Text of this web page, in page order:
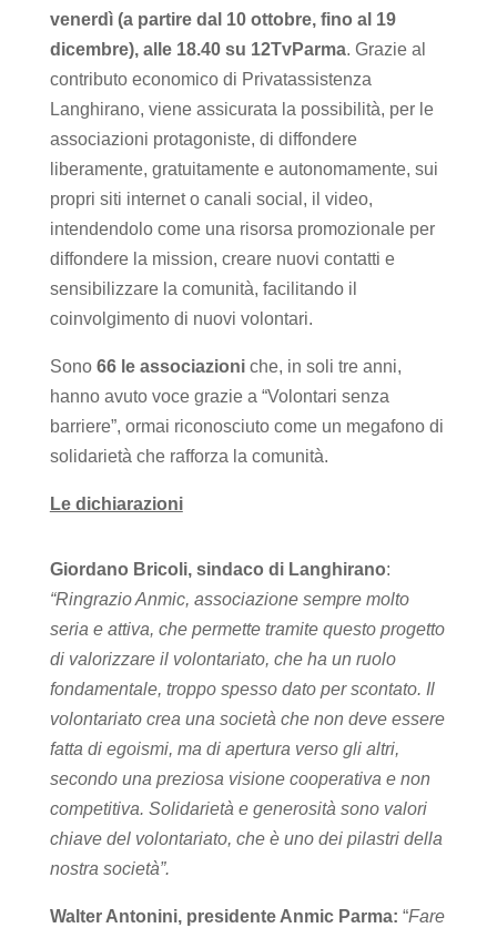
venerdì (a partire dal 10 ottobre, fino al 19
dicembre), alle 18.40 su 12TvParma. Grazie al
contributo economico di Privatassistenza
Langhirano, viene assicurata la possibilità, per le
associazioni protagoniste, di diffondere
liberamente, gratuitamente e autonomamente, sui
propri siti internet o canali social, il video,
intendendolo come una risorsa promozionale per
diffondere la mission, creare nuovi contatti e
sensibilizzare la comunità, facilitando il
coinvolgimento di nuovi volontari.
Sono 66 le associazioni che, in soli tre anni,
hanno avuto voce grazie a “Volontari senza
barriere”, ormai riconosciuto come un megafono di
solidarietà che rafforza la comunità.
Le dichiarazioni
Giordano Bricoli, sindaco di Langhirano:
“Ringrazio Anmic, associazione sempre molto
seria e attiva, che permette tramite questo progetto
di valorizzare il volontariato, che ha un ruolo
fondamentale, troppo spesso dato per scontato. Il
volontariato crea una società che non deve essere
fatta di egoismi, ma di apertura verso gli altri,
secondo una preziosa visione cooperativa e non
competitiva. Solidarietà e generosità sono valori
chiave del volontariato, che è uno dei pilastri della
nostra società”.
Walter Antonini, presidente Anmic Parma: “Fare